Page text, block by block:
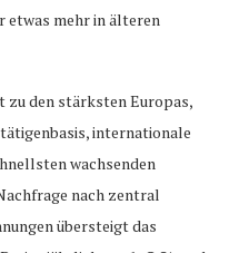
etwas mehr in älteren
zu den stärksten Europas,
internationale
wachsenden
nach zentral
übersteigt das